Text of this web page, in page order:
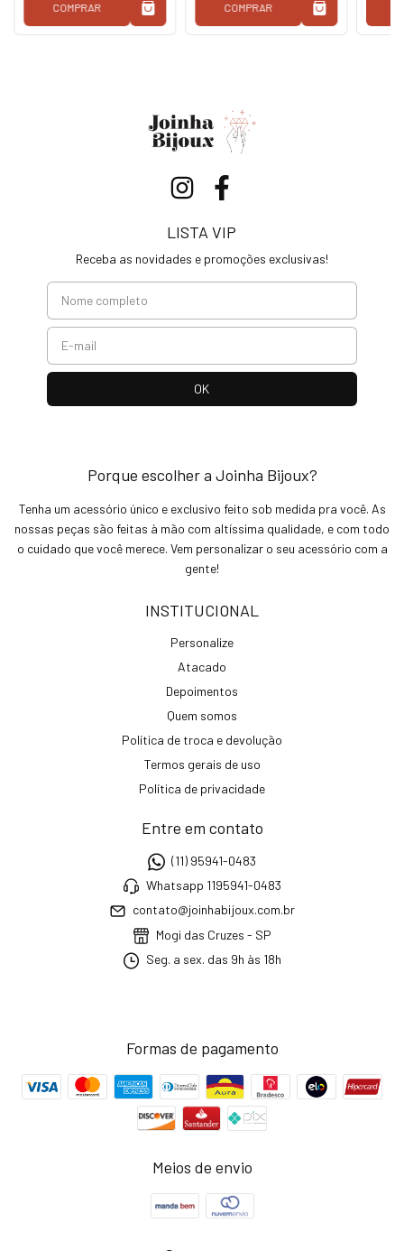
COMPRAR COMPRAR
LISTA VIP
Receba as novidades e promoções exclusivas!
Porque escolher a Joinha Bijoux?
Tenha um acessório único e exclusivo feito sob medida pra você. As
nossas peças são feitas à mão com altíssima qualidade, e com todo
o cuidado que você merece. Vem personalizar o seu acessório com a
gente!
INSTITUCIONAL
Personalize
Atacado
Depoimentos
Quem somos
Política de troca e devolução
Termos gerais de uso
Política de privacidade
Entre em contato
(11) 95941-0483
Whatsapp 1195941-0483
contato@joinhabijoux.com.br
Mogi das Cruzes - SP
Seg. a sex. das 9h às 18h
Formas de pagamento
Meios de envio